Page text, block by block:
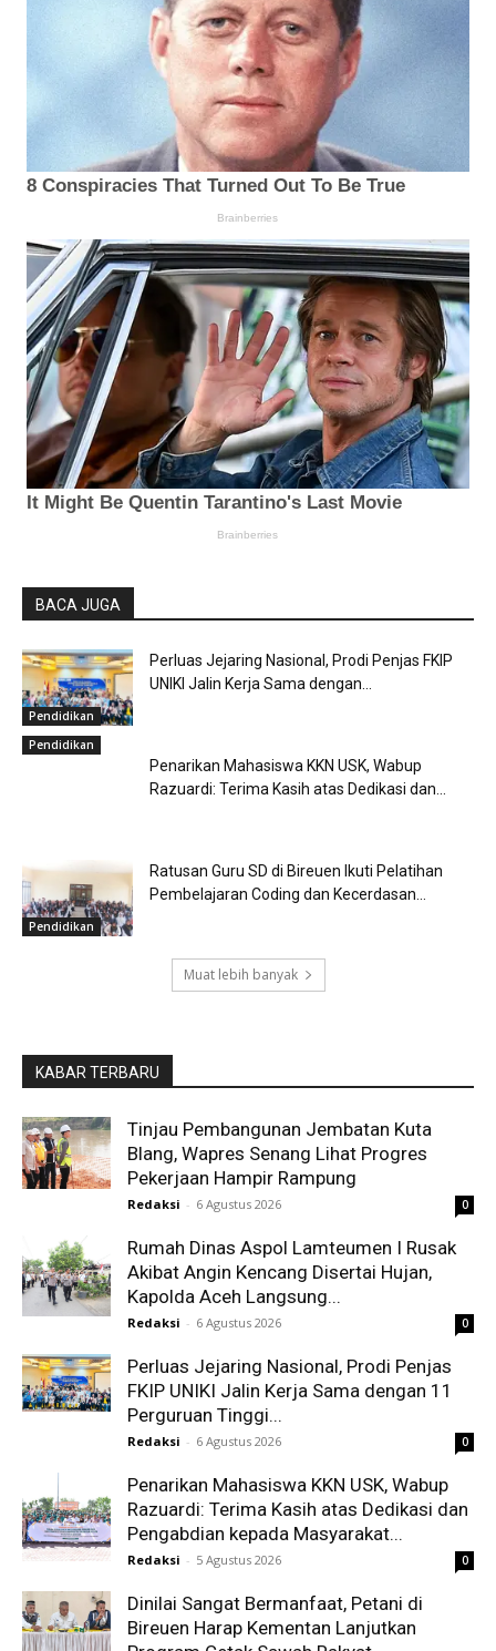
BACA JUGA
Pendidikan
Perluas Jejaring Nasional, Prodi Penjas FKIP
UNIKI Jalin Kerja Sama dengan...
Pendidikan
Penarikan Mahasiswa KKN USK, Wabup
Razuardi: Terima Kasih atas Dedikasi dan...
Pendidikan
Ratusan Guru SD di Bireuen Ikuti Pelatihan
Pembelajaran Coding dan Kecerdasan...
Muat lebih banyak
KABAR TERBARU
Tinjau Pembangunan Jembatan Kuta
Blang, Wapres Senang Lihat Progres
Pekerjaan Hampir Rampung
Redaksi - 6 Agustus 2026 0
Rumah Dinas Aspol Lamteumen I Rusak
Akibat Angin Kencang Disertai Hujan,
Kapolda Aceh Langsung...
Redaksi - 6 Agustus 2026 0
Perluas Jejaring Nasional, Prodi Penjas
FKIP UNIKI Jalin Kerja Sama dengan 11
Perguruan Tinggi...
Redaksi - 6 Agustus 2026 0
Penarikan Mahasiswa KKN USK, Wabup
Razuardi: Terima Kasih atas Dedikasi dan
Pengabdian kepada Masyarakat...
Redaksi - 5 Agustus 2026 0
Dinilai Sangat Bermanfaat, Petani di
Bireuen Harap Kementan Lanjutkan